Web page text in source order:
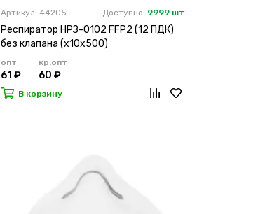
Артикул: 44205 Доступно: 9999 шт.
Респиратор НРЗ-0102 FFP2 (12 ПДК)
без клапана (х10х500)
опт
61 ₽
кр.опт
60 ₽
В корзину